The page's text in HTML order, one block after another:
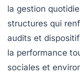
la gestion
structures qui
audits et
la performance
sociales et